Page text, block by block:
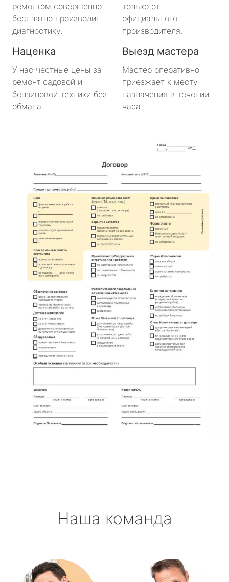
Важины
Вырица
Дружная Горка
имени Морозова
имени Свердлова
Красный Бор
Кузнечное
Кузьмоловский
Лебяжье
Лесогорский
Мга
Назия
Никольский
Рябово
ремонтом совершенно
бесплатно производит
диагностику.
только от
официального
производителя.
Наценка
У нас честные цены за
ремонт садовой и
бензиновой техники без
обмана.
Выезд мастера
Мастер оперативно
приезжает к месту
назначения в течении
часа.
Наша команда